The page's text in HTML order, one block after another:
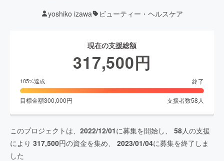
yoshiko izawa ビューティー・ヘルスケア
現在の支援総額
317,500円
105%達成 終了
目標金額300,000円 支援者数58 人
このプロジェクトは、 2022/12/01に募集を開始し、 58人の支援
により 317,500円の資金を集め、 2023/01/04に募集を終了しま
した